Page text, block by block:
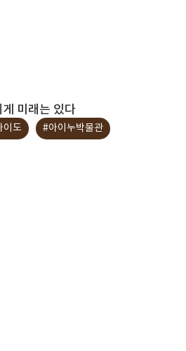
미래는 있다
이도 #아이누박물관